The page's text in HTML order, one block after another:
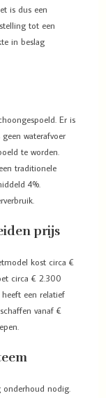
is dus een
tot een
in beslag
Er is
waterafvoer
te worden.
traditionele
4%.
prijs
kost circa €
circa € 2.300
een relatief
vanaf €
onderhoud nodig.